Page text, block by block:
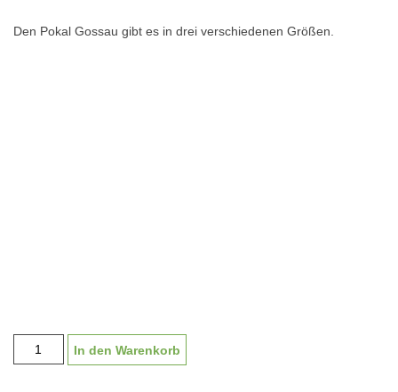
Den Pokal Gossau gibt es in drei verschiedenen Größen.
Pokal
"Gossau
In den Warenkorb